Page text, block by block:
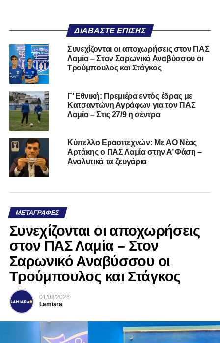
ΔΙΑΒΆΣΤΕ ΕΠΊΣΗΣ
Συνεχίζονται οι αποχωρήσεις στον ΠΑΣ
Λαμία – Στον Σαρωνικό Αναβύσσου οι
Τρούμπουλος και Στάγκος
Γ’ Εθνική: Πρεμιέρα εντός έδρας με
Κατσαντώνη Αγράφων για τον ΠΑΣ
Λαμία – Στις 27/9 η σέντρα
Kύπελλο Ερασιτεχνών: Με AO Nέας
Αρτάκης ο ΠΑΣ Λαμία στην Α’ Φάση –
Αναλυτικά τα ζευγάρια
ΜΕΤΑΓΡΑΦΈΣ
Συνεχίζονται οι αποχωρήσεις
στον ΠΑΣ Λαμία – Στον
Σαρωνικό Αναβύσσου οι
Τρούμπουλος και Στάγκος
01/08/2026
Lamiara